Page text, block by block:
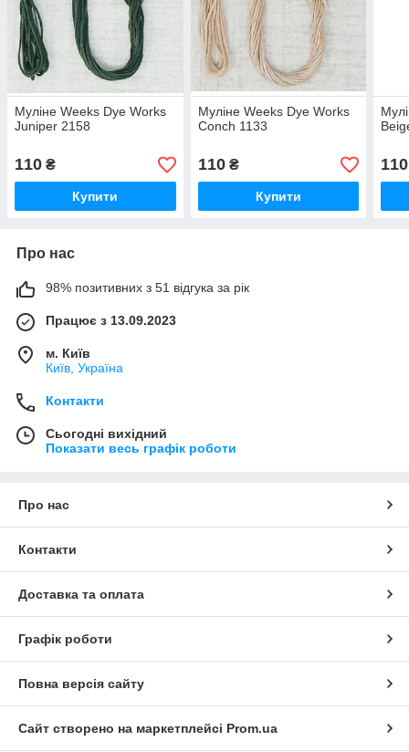
Муліне Weeks Dye Works
Juniper 2158
110 ₴
Купити
Муліне Weeks Dye Works
Conch 1133
110₴
Купити
110
Про нас
98% позитивних з 51 відгука за рік
Працює з 13.09.2023
м. Київ
Київ, Україна
Контакти
Сьогодні вихідний
Показати весь графік роботи
Про нас
Контакти
Доставка та оплата
Графік роботи
Повна версія сайту
Сайт створено на маркетплейсі Prom.ua